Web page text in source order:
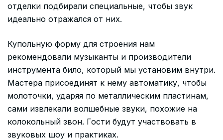
отделки подбирали специальные, чтобы звук
идеально отражался от них.
Купольную форму для строения нам
рекомендовали музыканты и производители
инструмента било, который мы установим внутри.
Мастера присоединят к нему автоматику, чтобы
молоточки, ударяя по металлическим пластинам,
сами извлекали волшебные звуки, похожие на
колокольный звон. Гости будут участвовать в
звуковых шоу и практиках.